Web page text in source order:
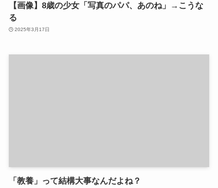
【画像】8歳の少女「写真のパパ、あのね」→こうな
る
2025年3月17日
「教養」って結構大事なんだよね？